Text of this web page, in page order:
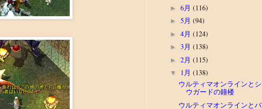
► 6月 (116)
► 5月 (94)
► 4月 (124)
► 3月 (138)
► 2月 (115)
▼ 1月 (138)
ウルティマオンラインと
ウガードの鐘楼
ウルティマオンラインと